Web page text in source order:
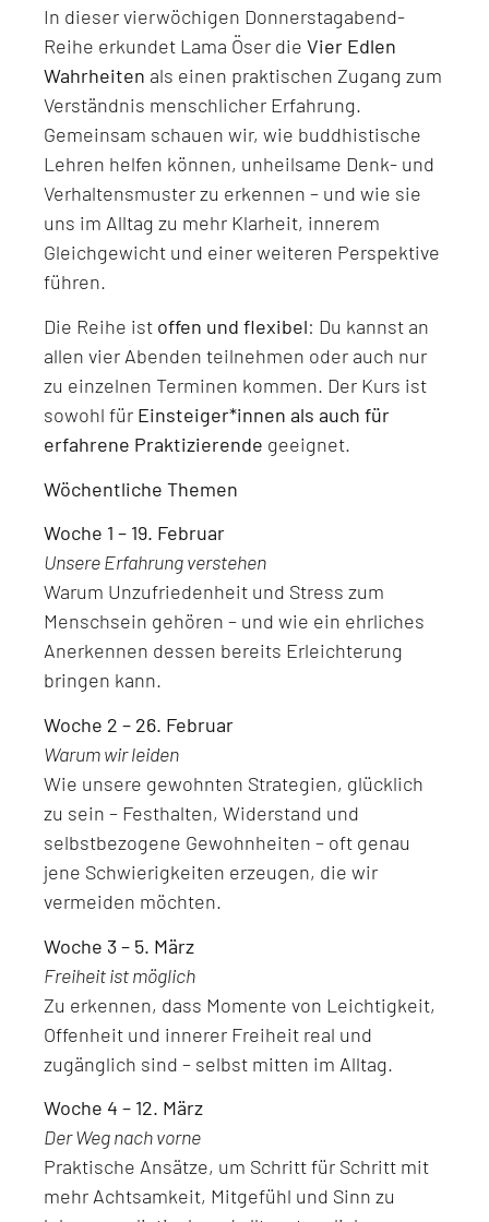
In dieser vierwöchigen Donnerstagabend-
Reihe erkundet Lama Öser die Vier Edlen
Wahrheiten als einen praktischen Zugang zum
Verständnis menschlicher Erfahrung.
Gemeinsam schauen wir, wie buddhistische
Lehren helfen können, unheilsame Denk- und
Verhaltensmuster zu erkennen – und wie sie
uns im Alltag zu mehr Klarheit, innerem
Gleichgewicht und einer weiteren Perspektive
führen.
Die Reihe ist offen und flexibel: Du kannst an
allen vier Abenden teilnehmen oder auch nur
zu einzelnen Terminen kommen. Der Kurs ist
sowohl für Einsteiger*innen als auch für
erfahrene Praktizierende geeignet.
Wöchentliche Themen
Woche 1 – 19. Februar
Unsere Erfahrung verstehen
Warum Unzufriedenheit und Stress zum
Menschsein gehören – und wie ein ehrliches
Anerkennen dessen bereits Erleichterung
bringen kann.
Woche 2 – 26. Februar
Warum wir leiden
Wie unsere gewohnten Strategien, glücklich
zu sein – Festhalten, Widerstand und
selbstbezogene Gewohnheiten – oft genau
jene Schwierigkeiten erzeugen, die wir
vermeiden möchten.
Woche 3 – 5. März
Freiheit ist möglich
Zu erkennen, dass Momente von Leichtigkeit,
Offenheit und innerer Freiheit real und
zugänglich sind – selbst mitten im Alltag.
Woche 4 – 12. März
Der Weg nach vorne
Praktische Ansätze, um Schritt für Schritt mit
mehr Achtsamkeit, Mitgefühl und Sinn zu